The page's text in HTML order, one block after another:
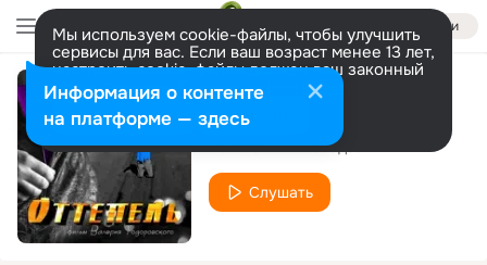
Войти
Мы используем cookie-файлы, чтобы улучшить
сервисы для вас. Если ваш возраст менее 13 лет,
настроить cookie-файлы должен ваш законный
представитель. Больше информации
Разрешить все Настроить
Одиночество
Константин Меладзе
Слушать
Информация о контенте
на платформе — здесь